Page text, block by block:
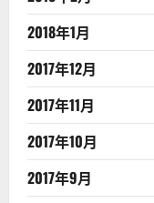
2018年1月
2017年12月
2017年11月
2017年10月
2017年9月